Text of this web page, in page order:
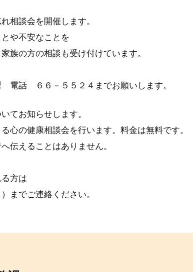
相談会を開催します。
や不安なことを
族の方の相談も受け付けています。
電話 ６６－５５２４までお願いします。
てお知らせします。
心の健康相談会を行います。料金は無料です。
伝えることはありません。
方は
までご連絡ください。